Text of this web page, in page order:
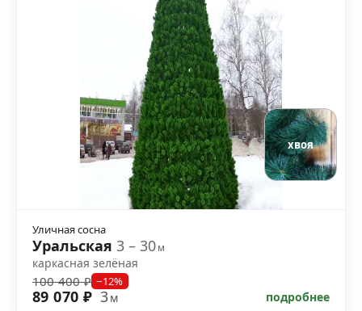
хвоя
Уличная сосна
Уральская 3 – 30м
каркасная зелёная
100 400 ₽ −12%
89 070 ₽ 3м подробнее